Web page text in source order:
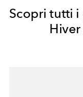
Scopri tutti